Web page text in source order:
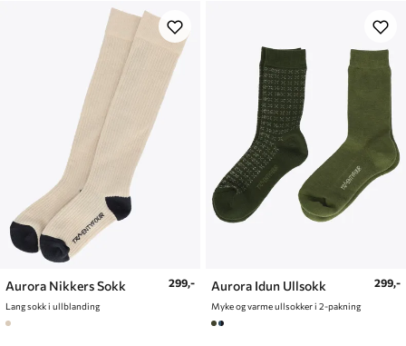
Aurora Nikkers Sokk
Lang sokk i ullblanding
299,- Aurora Idun Ullsokk
Myke og varme ullsokker i 2-pakning
299,-